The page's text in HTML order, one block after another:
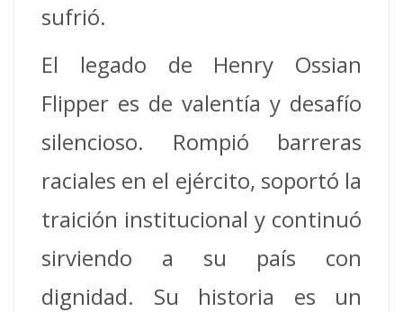
sufrió.
El legado de Henry Ossian
Flipper es de valentía y desafío
silencioso. Rompió barreras
raciales en el ejército, soportó la
traición institucional y continuó
sirviendo a su país con
dignidad. Su historia es un